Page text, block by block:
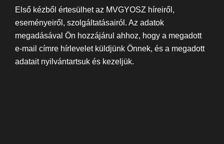
Első kézből értesülhet az MVGYOSZ híreiről,
eseményeiről, szolgáltatásairól. Az adatok
megadásával Ön hozzájárul ahhoz, hogy a megadott
e-mail címre hírlevelet küldjünk Önnek, és a megadott
adatait nyilvántartsuk és kezeljük.